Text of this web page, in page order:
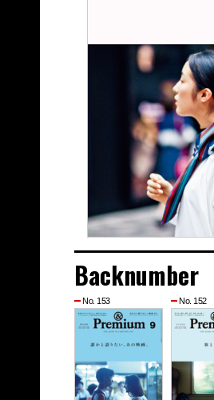
Backnumber
No. 153 No. 152